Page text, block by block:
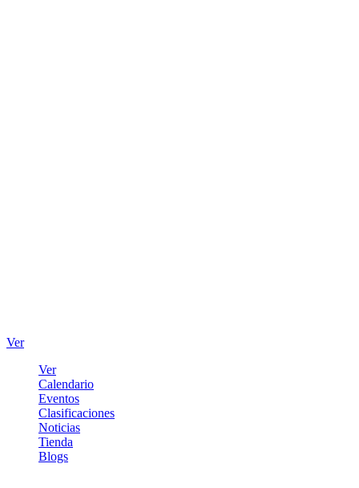
Ver
Ver
Calendario
Eventos
Clasificaciones
Noticias
Tienda
Blogs